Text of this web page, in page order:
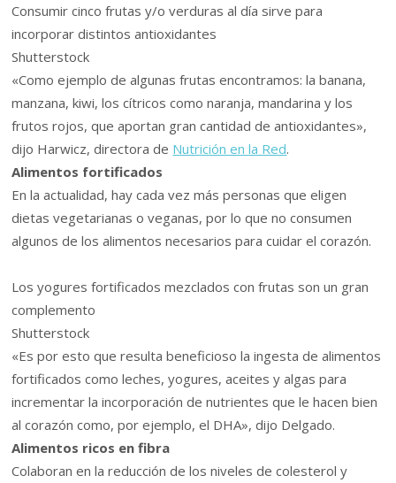
Consumir cinco frutas y/o verduras al día sirve para
incorporar distintos antioxidantes
Shutterstock
«Como ejemplo de algunas frutas encontramos: la banana,
manzana, kiwi, los cítricos como naranja, mandarina y los
frutos rojos, que aportan gran cantidad de antioxidantes»,
dijo Harwicz, directora de Nutrición en la Red.
Alimentos fortificados
En la actualidad, hay cada vez más personas que eligen
dietas vegetarianas o veganas, por lo que no consumen
algunos de los alimentos necesarios para cuidar el corazón.
Los yogures fortificados mezclados con frutas son un gran
complemento
Shutterstock
«Es por esto que resulta beneficioso la ingesta de alimentos
fortificados como leches, yogures, aceites y algas para
incrementar la incorporación de nutrientes que le hacen bien
al corazón como, por ejemplo, el DHA», dijo Delgado.
Alimentos ricos en fibra
Colaboran en la reducción de los niveles de colesterol y